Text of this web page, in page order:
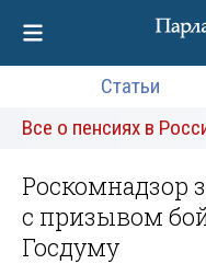
Статьи
Все о пенсиях в
Роскомнадзор
с призывом
Госдуму